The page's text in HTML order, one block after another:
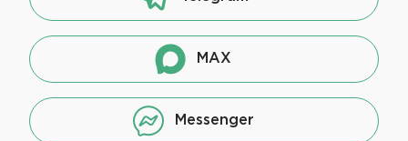
MAX
Messenger